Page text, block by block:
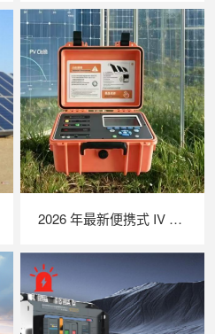
2026 年最新便携式 IV 测试仪实力排行｜深度解析光伏户外性能检测优选设备